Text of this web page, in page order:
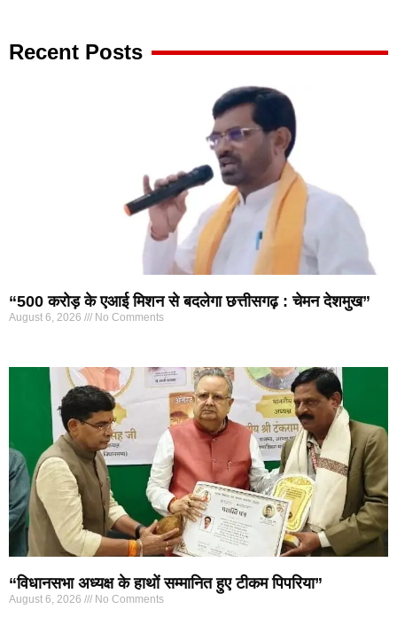
Recent Posts
“500 करोड़ के एआई मिशन से बदलेगा छत्तीसगढ़ : चेमन देशमुख”
August 6, 2026 No Comments
“विधानसभा अध्यक्ष के हाथों सम्मानित हुए टीकम पिपरिया”
August 6, 2026 No Comments